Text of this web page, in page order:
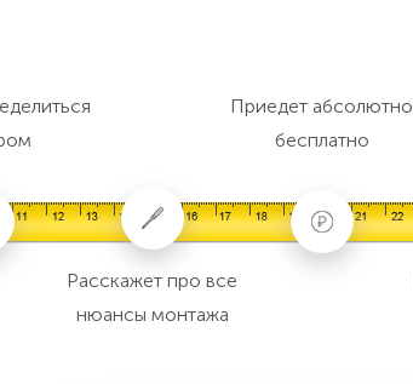
Расскажет про все
нюансы монтажа
Приедет абсолютно
бесплатно